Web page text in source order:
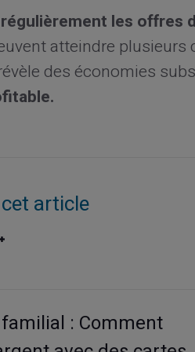
les offres
atteindre
des économies
article
: Comment